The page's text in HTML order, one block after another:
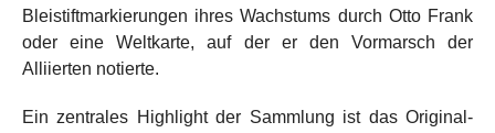
Bleistiftmarkierungen ihres Wachstums durch Otto Frank
oder eine Weltkarte, auf der er den Vormarsch der
Alliierten notierte.
Ein zentrales Highlight der Sammlung ist das Original-